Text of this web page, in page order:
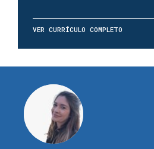
VER CURRÍCULO COMPLETO